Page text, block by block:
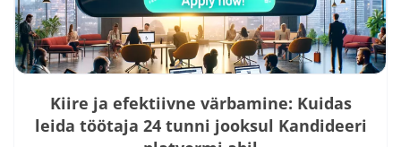
Kiire ja efektiivne värbamine: Kuidas
leida töötaja 24 tunni jooksul Kandideeri